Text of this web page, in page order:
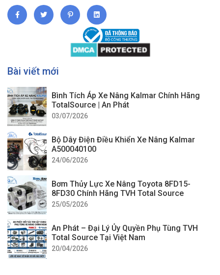
Bài viết mới
Bình Tích Áp Xe Nâng Kalmar Chính Hãng
TotalSource | An Phát
03/07/2026
Bộ Dây Điện Điều Khiển Xe Nâng Kalmar
A500040100
24/06/2026
Bơm Thủy Lực Xe Nâng Toyota 8FD15-
8FD30 Chính Hãng TVH Total Source
25/05/2026
An Phát – Đại Lý Ủy Quyền Phụ Tùng TVH
Total Source Tại Việt Nam
20/04/2026